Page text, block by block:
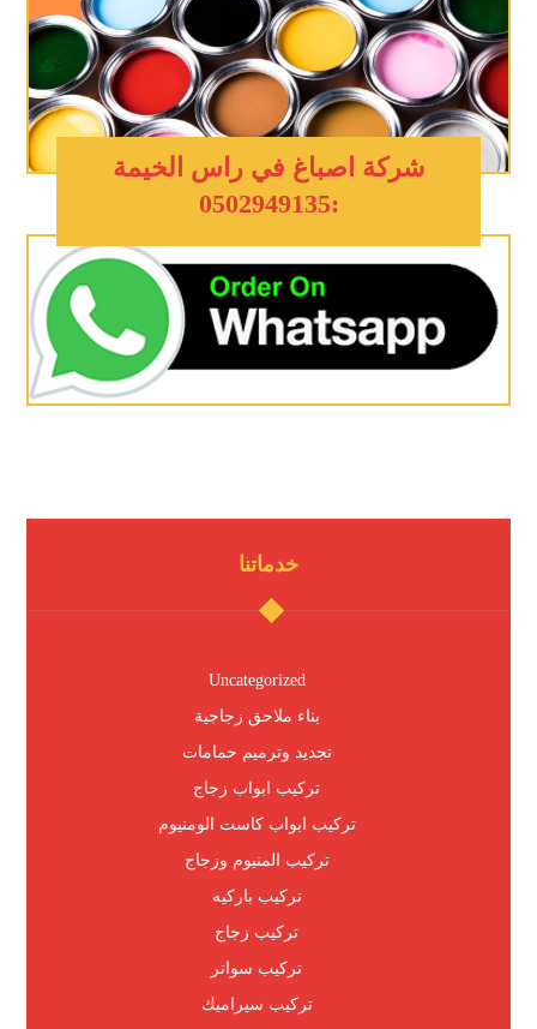
شركة اصباغ في راس الخيمة
:0502949135
خدماتنا
Uncategorized
بناء ملاحق زجاجية
تجديد وترميم حمامات
تركيب ابواب زجاج
تركيب ابواب كاست الومنيوم
تركيب المنيوم وزجاج
تركيب باركيه
تركيب زجاج
تركيب سواتر
تركيب سيراميك